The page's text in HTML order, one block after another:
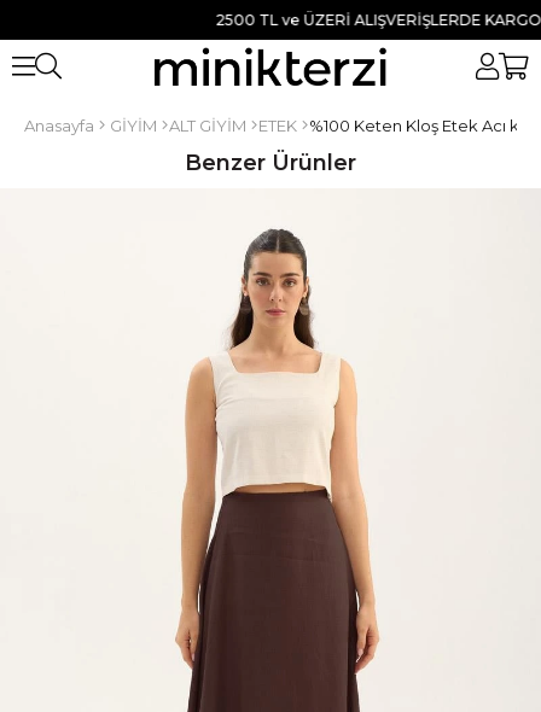
2500 TL ve ÜZERİ ALIŞVERİŞLERDE KARGO
Anasayfa GİYİM ALT GİYİM ETEK %100 Keten Kloş Etek Acı
Benzer Ürünler